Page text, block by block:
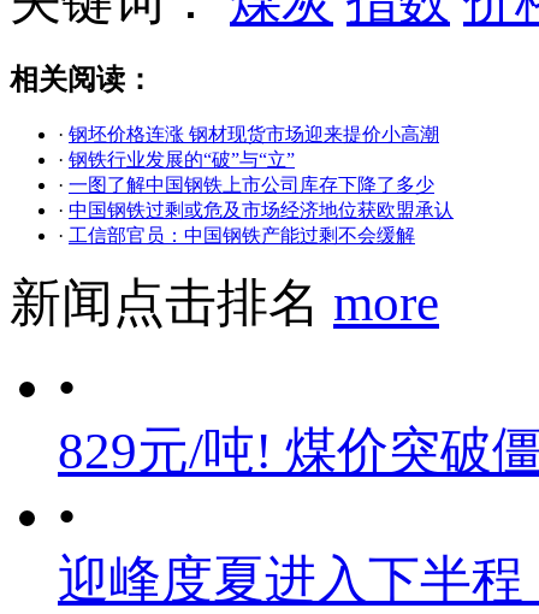
相关阅读：
· 钢坯价格连涨 钢材现货市场迎来提价小高潮
· 钢铁行业发展的“破”与“立”
· 一图了解中国钢铁上市公司库存下降了多少
· 中国钢铁过剩或危及市场经济地位获欧盟承认
· 工信部官员：中国钢铁产能过剩不会缓解
新闻点击排名 more
•
829元/吨! 煤价突破
•
迎峰度夏进入下半